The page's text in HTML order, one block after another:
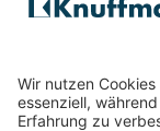
Wasserkocher